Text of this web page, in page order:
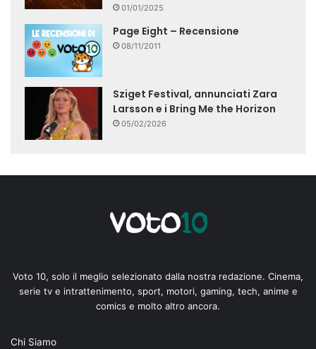
01/01/2025
Page Eight – Recensione
08/11/2011
Sziget Festival, annunciati Zara
Larsson e i Bring Me the Horizon
05/02/2026
Voto 10, solo il meglio selezionato dalla nostra redazione. Cinema,
serie tv e intrattenimento, sport, motori, gaming, tech, anime e
comics e molto altro ancora.
Chi Siamo